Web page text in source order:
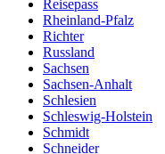
Reisepass
Rheinland-Pfalz
Richter
Russland
Sachsen
Sachsen-Anhalt
Schlesien
Schleswig-Holstein
Schmidt
Schneider